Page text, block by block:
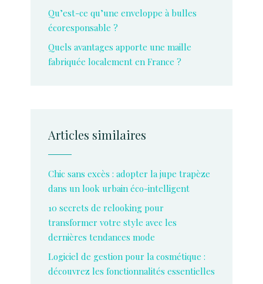
Qu’est-ce qu’une enveloppe à bulles
écoresponsable ?
Quels avantages apporte une maille
fabriquée localement en France ?
Articles similaires
Chic sans excès : adopter la jupe trapèze
dans un look urbain éco-intelligent
10 secrets de relooking pour
transformer votre style avec les
dernières tendances mode
Logiciel de gestion pour la cosmétique :
découvrez les fonctionnalités essentielles